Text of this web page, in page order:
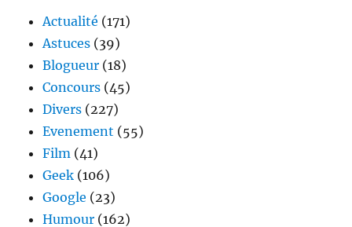
métrage
inversé
Actualité (171)
Astuces (39)
Blogueur (18)
Concours (45)
Divers (227)
Evenement (55)
Film (41)
Geek (106)
Google (23)
Humour (162)